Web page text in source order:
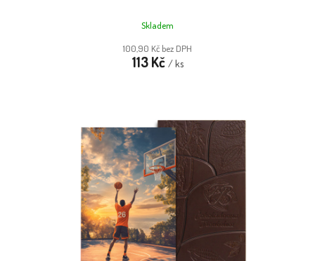
Skladem
100,90 Kč bez DPH
113 Kč / ks